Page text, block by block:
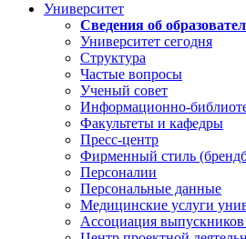
Университет
Сведения об
Университет сегодня
Структура
Частые вопросы
Ученый совет
Информационно-
Факультеты и кафедры
Пресс-центр
Фирменный стиль
Персоналии
Персональные данные
Медицинские услуги
Ассоциация